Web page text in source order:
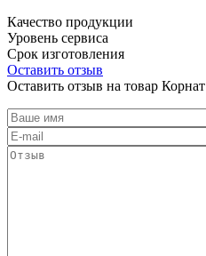
Качество продукции
Уровень сервиса
Срок изготовления
Оставить отзыв
Оставить отзыв на товар Корнат